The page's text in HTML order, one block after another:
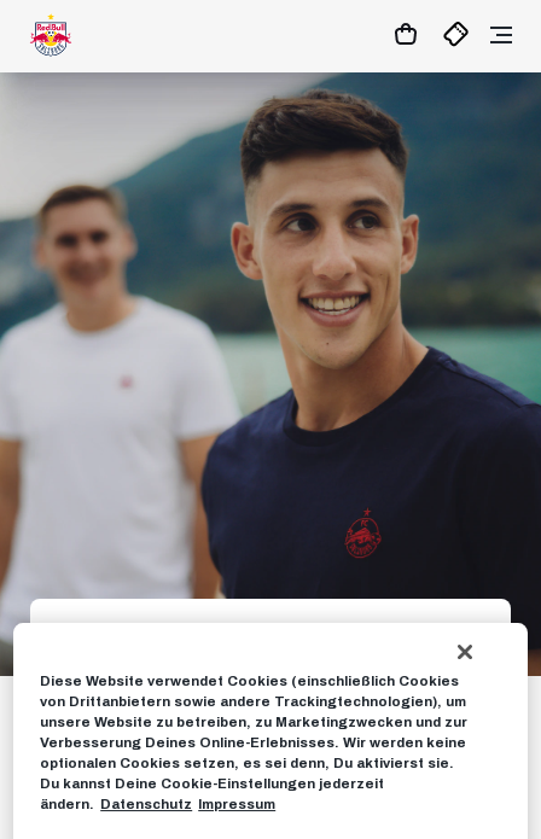
1:06:48 MATCHCENTER
Galerie: Die neue
Origin Kollektion für
die Königsklasse
Diese Website verwendet Cookies (einschließlich Cookies
von Drittanbietern sowie andere Trackingtechnologien), um
unsere Website zu betreiben, zu Marketingzwecken und zur
Verbesserung Deines Online-Erlebnisses. Wir werden keine
optionalen Cookies setzen, es sei denn, Du aktivierst sie.
Du kannst Deine Cookie-Einstellungen jederzeit
ändern. Datenschutz Impressum